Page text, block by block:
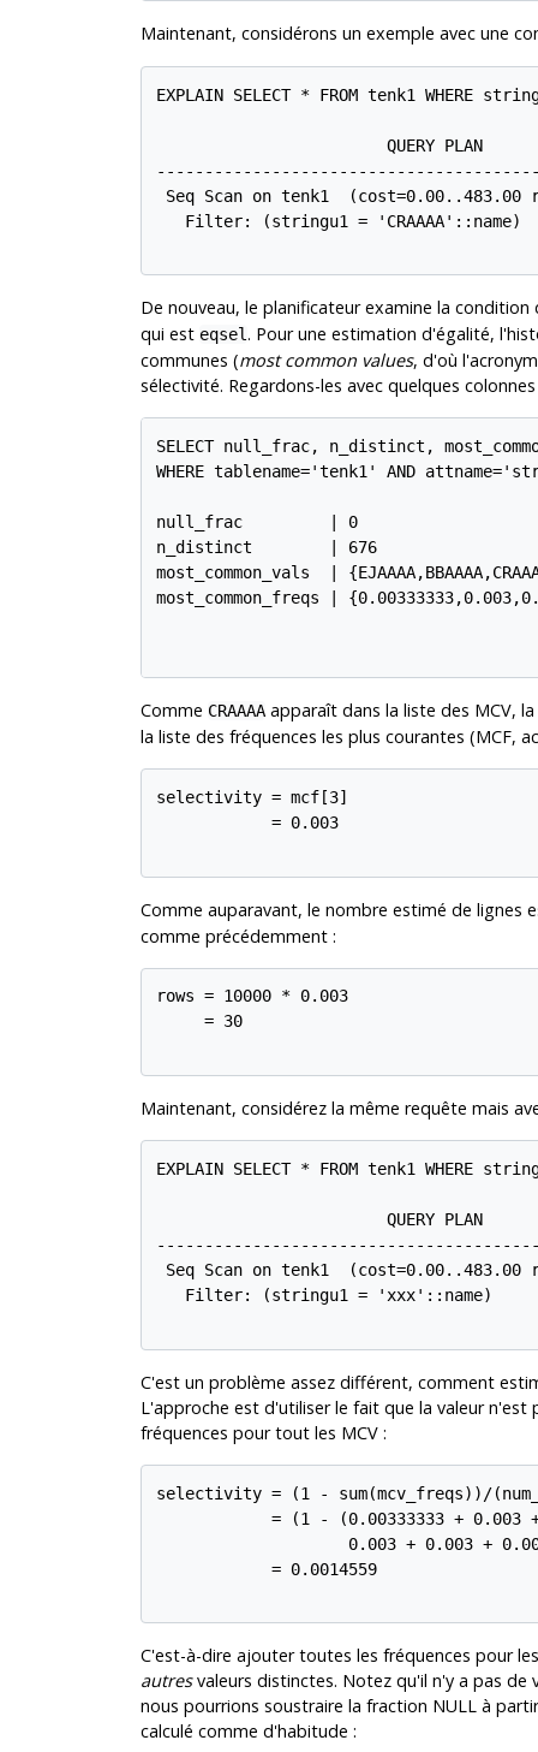
Maintenant, considérons un exemple avec une
EXPLAIN SELECT * FROM tenk1 WHERE
                        QUERY PLAN
Seq Scan on tenk1  (cost=0.00..483.00
   Filter: (stringu1 = 'CRAAAA'::name)
De nouveau, le planificateur examine la condition
qui est eqsel. Pour une estimation d'égalité,
communes (most common values, d'où
sélectivité. Regardons-les avec quelques
SELECT null_frac, n_distinct,
WHERE tablename='tenk1' AND
null_frac         | 0
n_distinct        | 676
most_common_vals  |
most_common_freqs |
Comme CRAAAAapparaît dans la liste des MCV,
la liste des fréquences les plus courantes (MCF,
selectivity = mcf[3]
            = 0.003
Comme auparavant, le nombre estimé de lignes
comme précédemment :
rows = 10000 * 0.003
     = 30
Maintenant, considérez la même requête mais
EXPLAIN SELECT * FROM tenk1 WHERE
                        QUERY PLAN
Seq Scan on tenk1  (cost=0.00..483.00
   Filter: (stringu1 = 'xxx'::name)
C'est un problème assez différent, comment
L'approche est d'utiliser le fait que la valeur n'est
fréquences pour tout les MCV:
selectivity = (1 - sum(mcv_freqs))/
= (1 - (0.00333333 + 0.003
0.003 + 0.003 +
            = 0.0014559
C'est-à-dire ajouter toutes les fréquences pour
autresvaleurs distinctes. Notez qu'il n'y a pas de
nous pourrions soustraire la fraction NULL à
calculé comme d'habitude :